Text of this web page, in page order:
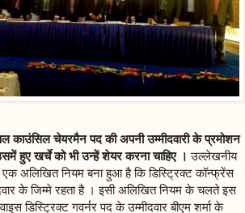
काउंसिल चेयरमैन पद की अपनी उम्मीदवारी के प्रमोशन
हुए खर्चे को भी उन्हें शेयर करना चाहिए । उल्लेखनीय
अलिखित नियम बना हुआ है कि डिस्ट्रिक्ट कॉन्फ्रेंस
के जिम्मे रहता है । इसी अलिखित नियम के चलते इस
डिस्ट्रिक्ट गवर्नर पद के उम्मीदवार बीएम शर्मा के